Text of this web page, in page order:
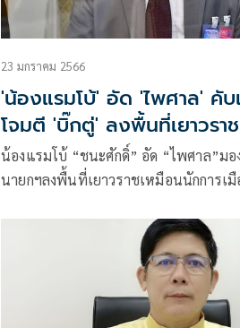
23 มกราคม 2566
'น้องแรมโบ้' อัด 'ไพศาล' คั
โจมตี 'บิ๊กตู่' ลงพื้นที่เยาวราช
น้องแรมโบ้ “ชนะศักดิ์” อัด “ไพศาล”มอ
นายกฯลงพื้นที่เยาวราชเหมือนนักการเ
โพสต์จนเป็นประเด็นการเมืองให้คนเข้าใ